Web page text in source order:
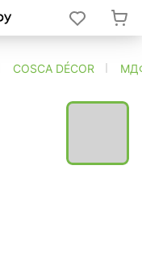
COSCA DÉCOR